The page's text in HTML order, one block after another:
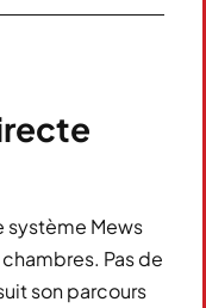
système Mews
Pas de
son parcours